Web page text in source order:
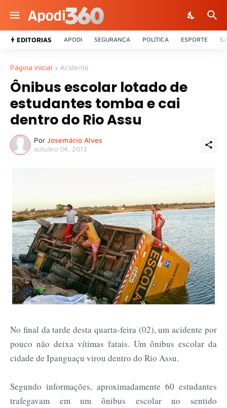
EDITORIAS APODI SEGURANÇA POLÍTICA ESPORTE
Página inicial Acidente
Ônibus escolar lotado de
estudantes tomba e cai
dentro do Rio Assu
Por Josemário Alves
outubro 04, 2013
No final da tarde desta quarta-feira (02), um acidente por
pouco não deixa vítimas fatais. Um ônibus escolar da
cidade de Ipanguaçu virou dentro do Rio Assu.
Segundo informações, aproximadamente 60 estudantes
trafegavam em um ônibus escolar no sentido